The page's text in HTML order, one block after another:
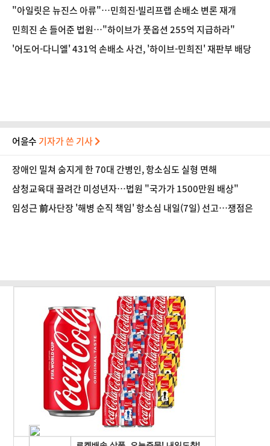
"아일릿은 뉴진스 아류"…민희진·빌리프랩 손배소 변론 재개
민희진 손 들어준 법원…"하이브가 풋옵션 255억 지급하라"
'어도어-다니엘' 431억 손배소 사건, '하이브-민희진' 재판부 배당
어윤수 기자가 쓴 기사
장애인 밀쳐 숨지게 한 70대 간병인, 항소심도 실형 면해
삼청교육대 끌려간 미성년자…법원 "국가가 1500만원 배상"
임성근 前사단장 '해병 순직 책임' 항소심 내일(7일) 선고…쟁점은